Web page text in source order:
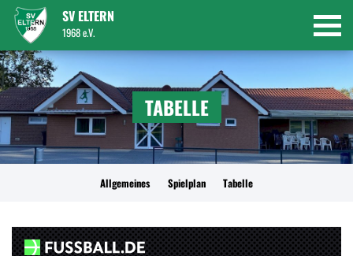
SV ELTERN
1968 e.V.
TABELLE
Allgemeines Spielplan Tabelle